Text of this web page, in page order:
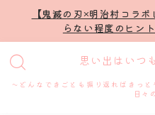
【鬼滅の刃×明治村コラ
らない程度のヒン
思い出はいつ
～どんなできごとも振り返ればきっ
日々
MENU